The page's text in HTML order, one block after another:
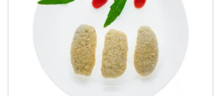
scelte
nella
pagina
del
prodotto